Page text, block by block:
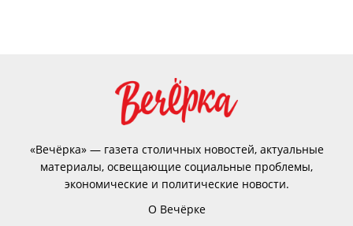
«Вечёрка» — газета столичных новостей, актуальные
материалы, освещающие социальные проблемы,
экономические и политические новости.
О Вечёрке